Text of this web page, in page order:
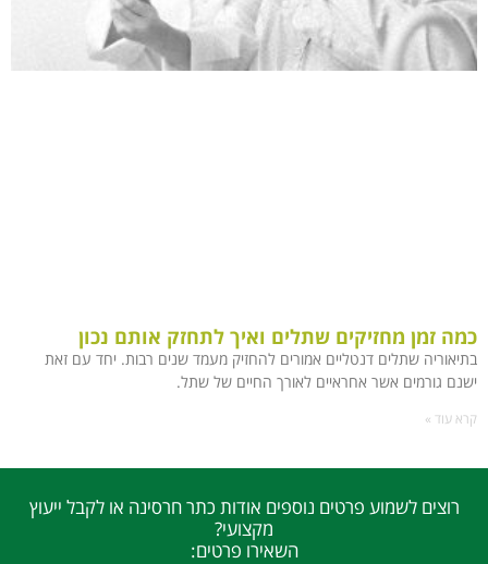
כמה זמן מחזיקים שתלים ואיך לתחזק אותם נכון
בתיאוריה שתלים דנטליים אמורים להחזיק מעמד שנים רבות. יחד עם זאת
ישנם גורמים אשר אחראיים לאורך החיים של שתל.
קרא עוד »
רוצים לשמוע פרטים נוספים אודות כתר חרסינה או לקבל ייעוץ
מקצועי?
השאירו פרטים: